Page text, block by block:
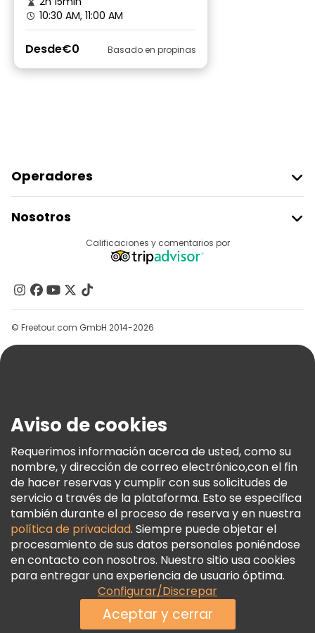
10:30 AM, 11:00 AM
Desde€0 Basado en propinas
Operadores
Acceder Como Proveedor
Programa De Afiliados
Nosotros
Contacto
Grupos
Ayuda
Términos E Información Legal
Política De Cookies
Freetour Premios
Programa De Fidelidad
Calificaciones y comentarios por
© Freetour.com GmbH 2014-2026
Aviso de cookies
Requerimos información acerca de usted, como su
nombre, y dirección de correo electrónico,con el fin
de hacer reservas y cumplir con sus solicitudes de
servicio a través de la plataforma. Esto se especifica
también durante el proceso de reserva y en nuestra
política de privacidad. Siempre puede objetar el
procesamiento de sus datos personales poniéndose
en contacto con nosotros. Nuestro sitio usa cookies
para entregar una experiencia de usuario óptima.
Configurar/Discrepar
Aceptar y cerrar